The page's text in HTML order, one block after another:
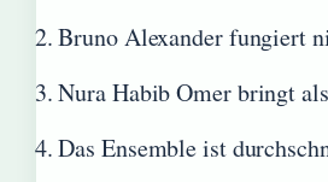
Bruno Alexander fungiert
Nura Habib Omer bringt
Das Ensemble ist